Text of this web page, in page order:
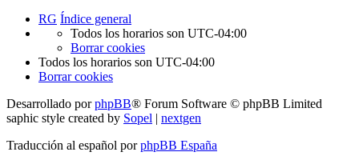
RG Índice general
Todos los horarios son UTC-04:00
Borrar cookies
Todos los horarios son UTC-04:00
Borrar cookies
Desarrollado porphpBB® Forum Software © phpBB Limited
saphic style created by Sopel | nextgen
Traducción al español porphpBB España